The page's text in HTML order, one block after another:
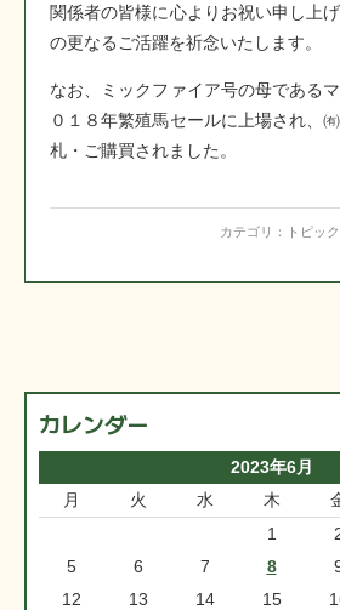
関係者の皆様に心よりお祝い申し上
の更なるご活躍を祈念いたします。
なお、ミックファイア号の母である
０１８年繁殖馬セールに上場され、
札・ご購買されました。
カテゴリ： トピッ
カレンダー
2023年6月
月
火 水 木
1
5
6 7 8
12
13 14 15